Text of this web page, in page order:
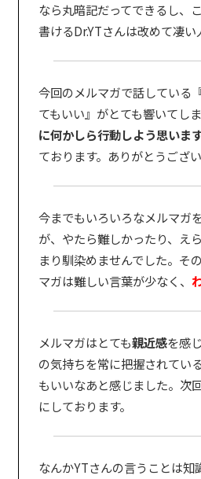
なら丸暗記だってできるし、
書けるDr.YTさんは改めて凄い
今回のメルマガで話している
てもいい』がとても響いてし
に何かしら行動しよう思います
ております。ありがとうござい
今までもいろいろなメルマガ
が、やたら難しかったり、え
まり馴染めませんでした。そ
マガは難しい言葉が少なく、
メルマガはとても親近感を感
の気持ちを常に把握されてい
もいいなあと感じました。次
にしております。
なんかYTさんの言うことは知